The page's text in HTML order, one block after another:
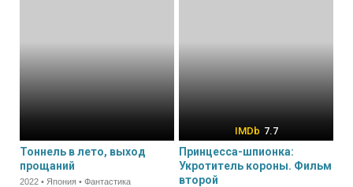
Тоннель в лето, выход
прощаний
2022 • Япония • Фантастика
7.7
Принцесса-шпионка:
Укротитель короны. Фильм
второй